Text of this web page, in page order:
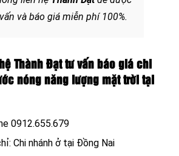
và báo giá miễn phí 100%.
Thành Đạt tư vấn báo giá chi
nóng năng lượng mặt trời tại
0912.655.679
Chi nhánh ở tại Đồng Nai